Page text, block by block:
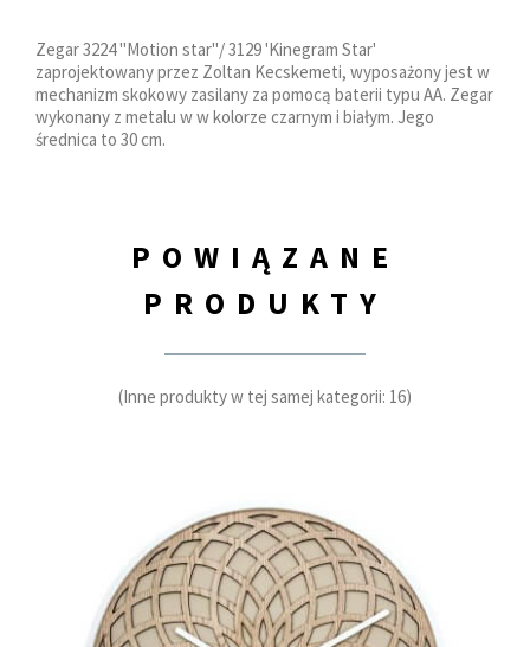
Zegar 3224 "Motion star"/ 3129 'Kinegram Star'
zaprojektowany przez Zoltan Kecskemeti, wyposażony jest w
mechanizm skokowy zasilany za pomocą baterii typu AA. Zegar
wykonany z metalu w w kolorze czarnym i białym. Jego
średnica to 30 cm.
POWIĄZANE
PRODUKTY
(Inne produkty w tej samej kategorii: 16)